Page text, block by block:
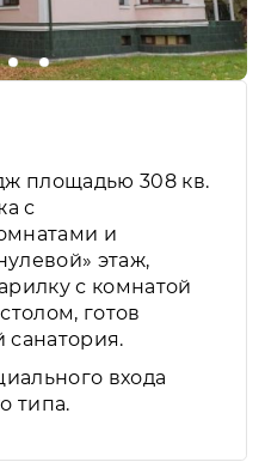
площадью 308 кв.
с
и
этаж,
с комнатой
готов
санатория.
входа
типа.